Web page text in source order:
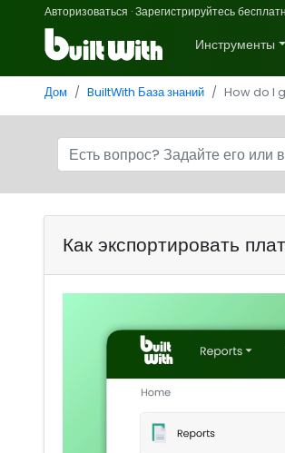
Авторизоваться ·Зарегистрируйтесь
Инструменты
Дом BuiltWith База знаний How do I
Как экспортировать